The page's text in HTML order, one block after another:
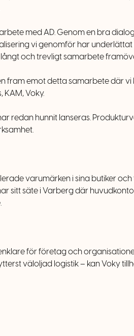
med AD. Genom en bra
vi genomför har
och trevligt samarbete
fram emot detta samarbete där
KAM, Voky.
redan hunnit lanseras.
varumärken i sina butiker
sitt säte i Varberg där
för företag och
väloljad logistik – kan Voky